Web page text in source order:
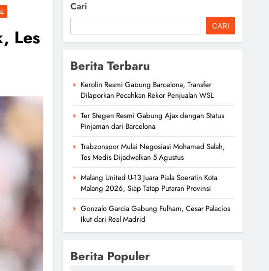
Les
Cari
CARI
Berita Terbaru
Kerolin Resmi Gabung Barcelona, Transfer
Dilaporkan Pecahkan Rekor Penjualan WSL
Ter Stegen Resmi Gabung Ajax dengan Status
Pinjaman dari Barcelona
Trabzonspor Mulai Negosiasi Mohamed Salah,
Tes Medis Dijadwalkan 5 Agustus
Malang United U-13 Juara Piala Soeratin Kota
Malang 2026, Siap Tatap Putaran Provinsi
Gonzalo Garcia Gabung Fulham, Cesar Palacios
Ikut dari Real Madrid
Berita Populer